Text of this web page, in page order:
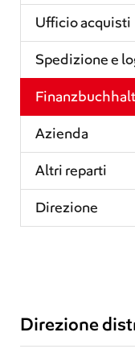
Ufficio acquisti
Spedizione e
Azienda
Altri reparti
Direzione
Direzione